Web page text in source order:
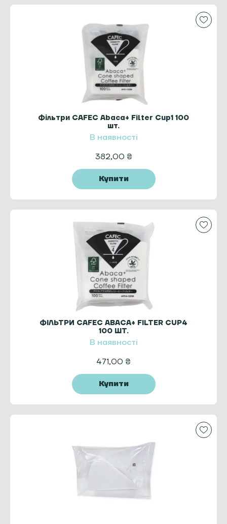
Фільтри CAFEC Abaca+ Filter Cup1 100
шт.
В наявності
382,00 ₴
Купити
ФІЛЬТРИ CAFEC ABACA+ FILTER CUP4
100 ШТ.
В наявності
471,00 ₴
Купити